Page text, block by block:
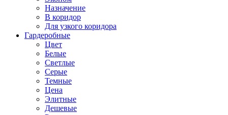
Назначение
В коридор
Для узкого коридора
Гардеробные
Цвет
Белые
Светлые
Серые
Темные
Цена
Элитные
Дешевые